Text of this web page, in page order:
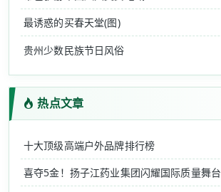
最诱惑的买春天堂(图)
贵州少数民族节日风俗
热点文章
十大顶级高端户外品牌排行榜
喜夺5金！扬子江药业集团闪耀国际质量舞台